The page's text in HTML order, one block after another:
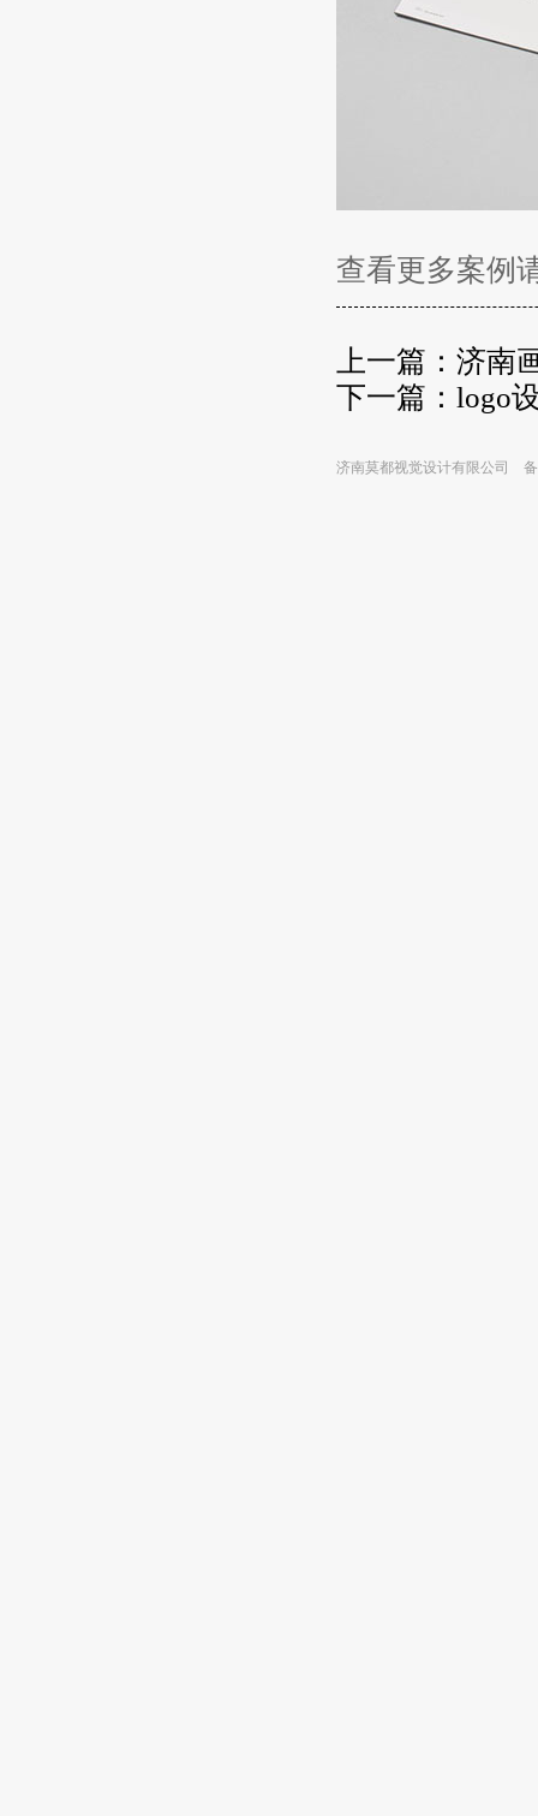
查看更多案例
上一篇： 济南
下一篇： logo
济南莫都视觉设计有限公司